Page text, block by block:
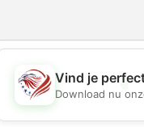
💖
Vind je
Download nu